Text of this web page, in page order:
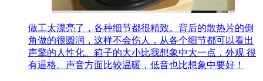
做工太漂亮了，各种细节都很精致。背后的散热片的倒
角做的很圆润，这样不会伤人，从各个细节都可以看出
声擎的人性化。箱子的大小比我想象中大一点，外观 很
有逼格。声音方面比较温暖，低音也比想象中要好！